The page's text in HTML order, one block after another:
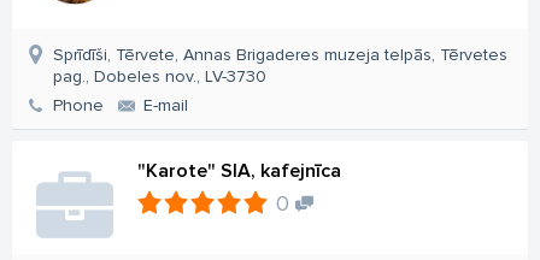
Sprīdīši, Tērvete, Annas Brigaderes muzeja telpās, Tērvetes
pag., Dobeles nov., LV-3730
Phone
E-mail
"Karote" SIA, kafejnīca
0